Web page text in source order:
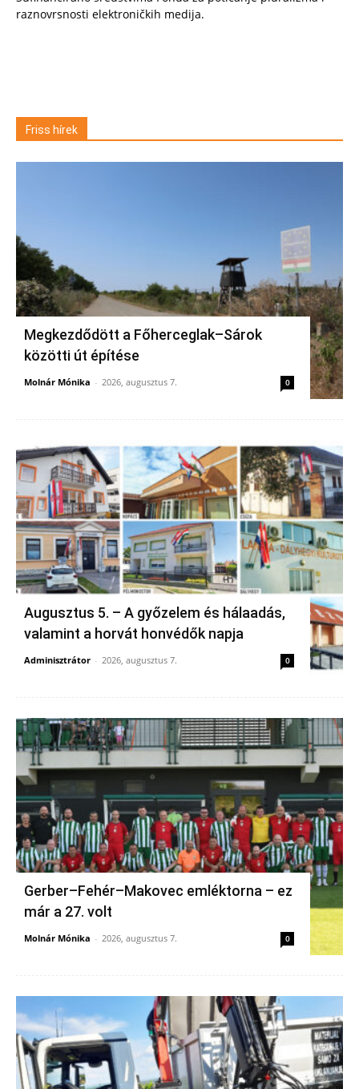
raznovrsnosti elektroničkih medija.
Friss hírek
Megkezdődött a Főherceglak–Sárok
közötti út építése
Molnár Mónika - 2026, augusztus 7. 0
Augusztus 5. – A győzelem és hálaadás,
valamint a horvát honvédők napja
Adminisztrátor - 2026, augusztus 7. 0
Gerber–Fehér–Makovec emléktorna – ez
már a 27. volt
Molnár Mónika - 2026, augusztus 7. 0